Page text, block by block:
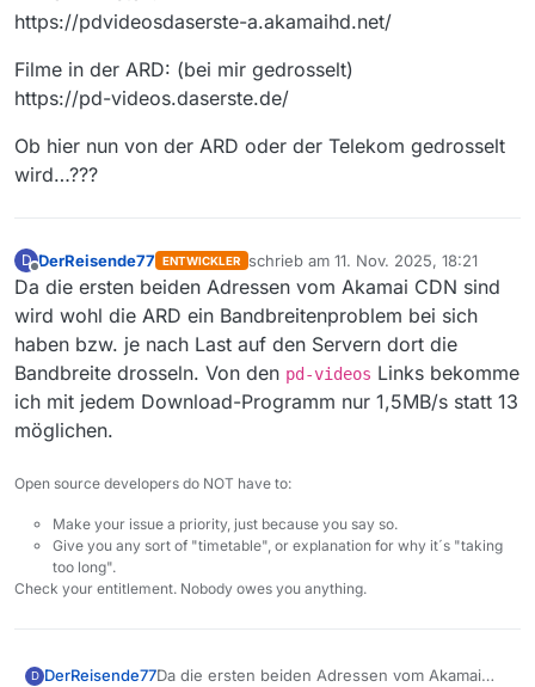
https://pdvideosdaserste-a.akamaihd.net/
Filme in der ARD: (bei mir gedrosselt)
https://pd-videos.daserste.de/
Ob hier nun von der ARD oder der Telekom gedrosselt
wird…???
D
Offline
DerReisende77 ENTWICKLER schrieb am 11. Nov. 2025, 18:21
zuletzt editiert von
Da die ersten beiden Adressen vom Akamai CDN sind
wird wohl die ARD ein Bandbreitenproblem bei sich
haben bzw. je nach Last auf den Servern dort die
Bandbreite drosseln. Von den pd-videos Links bekomme
ich mit jedem Download-Programm nur 1,5MB/s statt 13
möglichen.
Open source developers do NOT have to:
Make your issue a priority, just because you say so.
Give you any sort of "timetable", or explanation for why it´s "taking
too long".
Check your entitlement. Nobody owes you anything.
D DerReisende77Da die ersten beiden Adressen vom Akamai